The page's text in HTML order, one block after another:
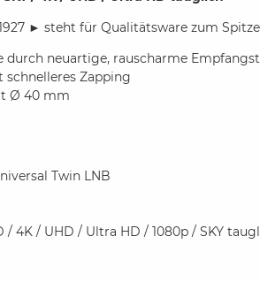
► steht für Qualitätsware zum
neuartige, rauscharme
Zapping
Ø 40 mm
Twin LNB
/ 4K / UHD / Ultra HD / 1080p / SKY